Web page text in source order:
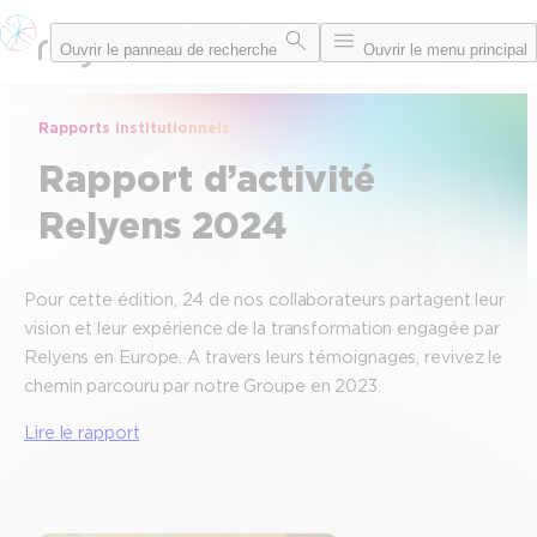
Aller
au
Ouvrir le panneau de recherche Ouvrir le menu principal
Rapports institutionnels
Rapport d’activité
Relyens 2024
Pour cette édition, 24 de nos collaborateurs partagent leur
vision et leur expérience de la transformation engagée par
Relyens en Europe. A travers leurs témoignages, revivez le
chemin parcouru par notre Groupe en 2023.
Lire le rapport